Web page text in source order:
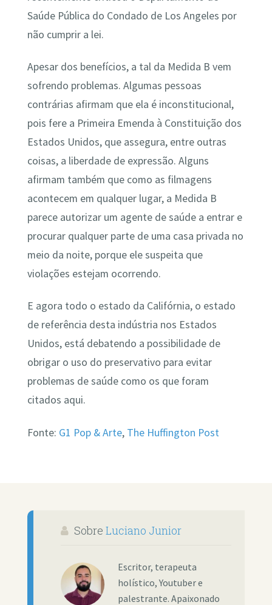
Saúde Pública do Condado de Los Angeles por
não cumprir a lei.
Apesar dos benefícios, a tal da Medida B vem
sofrendo problemas. Algumas pessoas
contrárias afirmam que ela é inconstitucional,
pois fere a Primeira Emenda à Constituição dos
Estados Unidos, que assegura, entre outras
coisas, a liberdade de expressão. Alguns
afirmam também que como as filmagens
acontecem em qualquer lugar, a Medida B
parece autorizar um agente de saúde a entrar e
procurar qualquer parte de uma casa privada no
meio da noite, porque ele suspeita que
violações estejam ocorrendo.
E agora todo o estado da Califórnia, o estado
de referência desta indústria nos Estados
Unidos, está debatendo a possibilidade de
obrigar o uso do preservativo para evitar
problemas de saúde como os que foram
citados aqui.
Fonte: G1 Pop & Arte, The Huffington Post
Sobre Luciano Junior
Escritor, terapeuta
holístico, Youtuber e
palestrante. Apaixonado